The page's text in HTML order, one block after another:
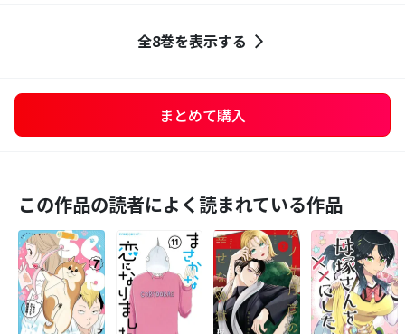
全8巻を表示する
まとめて購入
この作品の読者によく読まれている作品